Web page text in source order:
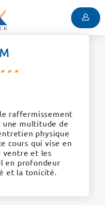
raffermissement
une multitude de
physique
cours qui vise en
ventre et les
en profondeur
et la tonicité.